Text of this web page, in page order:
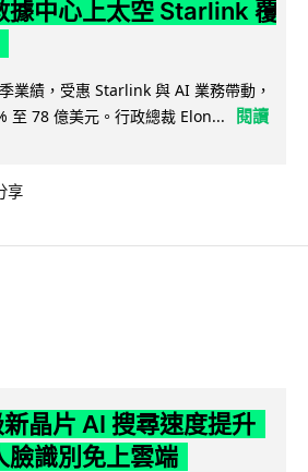
據中心上太空 Starlink 覆
業績，受惠 Starlink 與 AI 業務帶動，
至 78 億美元。行政總裁 Elon...
閱讀
享
晶片 AI 搜尋速度提升
臉識別免上雲端